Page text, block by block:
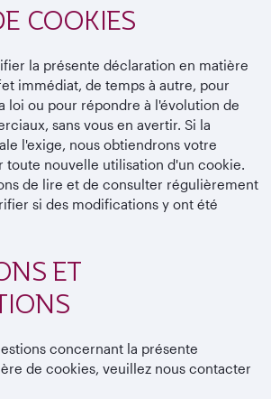
COOKIES
la présente déclaration en matière
immédiat, de temps à autre, pour
loi ou pour répondre à l'évolution de
sans vous en avertir. Si la
l'exige, nous obtiendrons votre
toute nouvelle utilisation d'un cookie.
de lire et de consulter régulièrement
si des modifications y ont été
ET
concernant la présente
de cookies, veuillez nous contacter